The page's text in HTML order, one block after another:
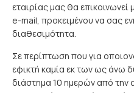
εταιρίας μας θα
e-mail, προκειμένου να σας
διαθεσιμότητα.
Σε περίπτωση που για
εφικτή καμία εκ των ως άνω
διάστημα 10 ημερών από την